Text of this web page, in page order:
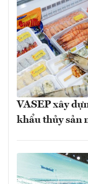
VASEP xây
khẩu thủy sản